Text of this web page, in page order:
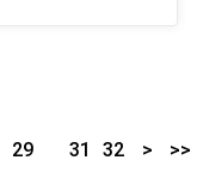
29
31 32 > >>